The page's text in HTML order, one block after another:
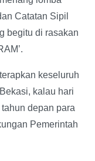
Catatan Sipil
begitu di rasakan
keseluruh
kalau hari
depan para
Pemerintah